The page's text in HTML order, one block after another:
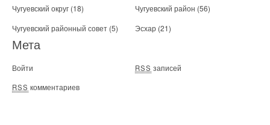
Чугуевский округ (18) Чугуевский район (56)
Чугуевский районный совет (5) Эсхар (21)
Мета
Войти RSS записей
RSS комментариев